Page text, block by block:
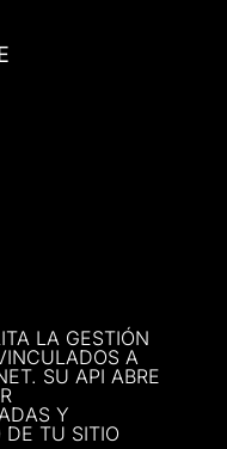
LA GESTIÓN
A
SU API ABRE
Y
DE TU SITIO